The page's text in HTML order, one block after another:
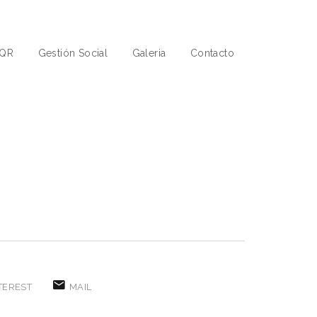
Gestión Social Galeria Contacto
MAIL